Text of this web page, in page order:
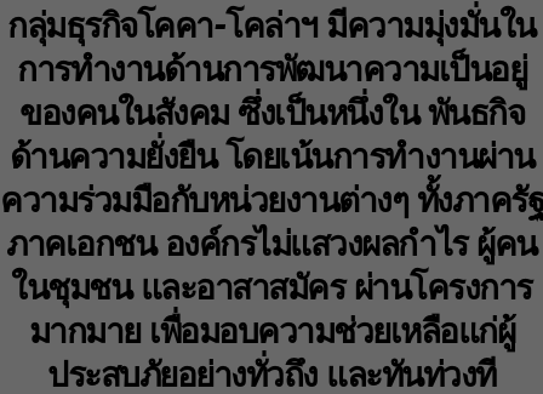
กลุ่มธุรกิจโคคา-โคล่าฯ มีความมุ่งมั่นใน
การทำงานด้านการพัฒนาความเป็นอยู่
ของคนในสังคม ซึ่งเป็นหนึ่งใน พันธกิจ
ด้านความยั่งยืน โดยเน้นการทำงานผ่าน
ความร่วมมือกับหน่วยงานต่างๆ ทั้งภาครัฐ
ภาคเอกชน องค์กรไม่แสวงผลกำไร ผู้คน
ในชุมชน และอาสาสมัคร ผ่านโครงการ
มากมาย เพื่อมอบความช่วยเหลือแก่ผู้
ประสบภัยอย่างทั่วถึง และทันท่วงที